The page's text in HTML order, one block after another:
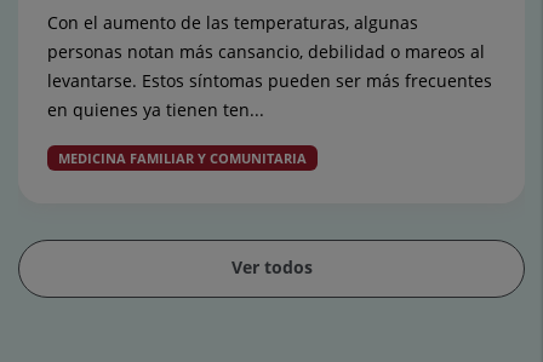
Con el aumento de las temperaturas, algunas
personas notan más cansancio, debilidad o mareos al
levantarse. Estos síntomas pueden ser más frecuentes
en quienes ya tienen ten...
MEDICINA FAMILIAR Y COMUNITARIA
Ver todos